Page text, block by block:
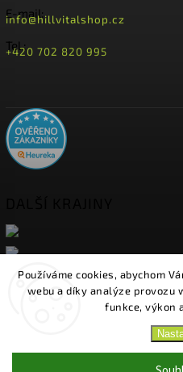
Používáme cookies, abychom
webu a díky analýze provozu
funkce, výkon
E-mail:
info@hillvitalshop.cz
Tel.:
+420 702 820 995
HillVital.
Upravit